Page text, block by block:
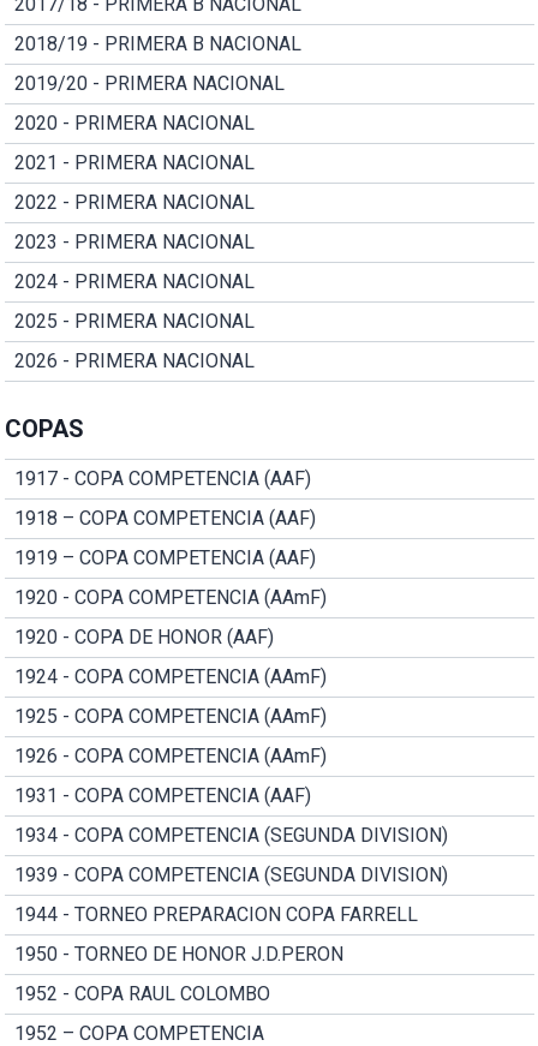
2018/19 - PRIMERA B NACIONAL
2019/20 - PRIMERA NACIONAL
2020 - PRIMERA NACIONAL
2021 - PRIMERA NACIONAL
2022 - PRIMERA NACIONAL
2023 - PRIMERA NACIONAL
2024 - PRIMERA NACIONAL
2025 - PRIMERA NACIONAL
2026 - PRIMERA NACIONAL
COPAS
1917 - COPA COMPETENCIA (AAF)
1918 – COPA COMPETENCIA (AAF)
1919 – COPA COMPETENCIA (AAF)
1920 - COPA COMPETENCIA (AAmF)
1920 - COPA DE HONOR (AAF)
1924 - COPA COMPETENCIA (AAmF)
1925 - COPA COMPETENCIA (AAmF)
1926 - COPA COMPETENCIA (AAmF)
1931 - COPA COMPETENCIA (AAF)
1934 - COPA COMPETENCIA (SEGUNDA DIVISION)
1939 - COPA COMPETENCIA (SEGUNDA DIVISION)
1944 - TORNEO PREPARACION COPA FARRELL
1950 - TORNEO DE HONOR J.D.PERON
1952 - COPA RAUL COLOMBO
1952 – COPA COMPETENCIA